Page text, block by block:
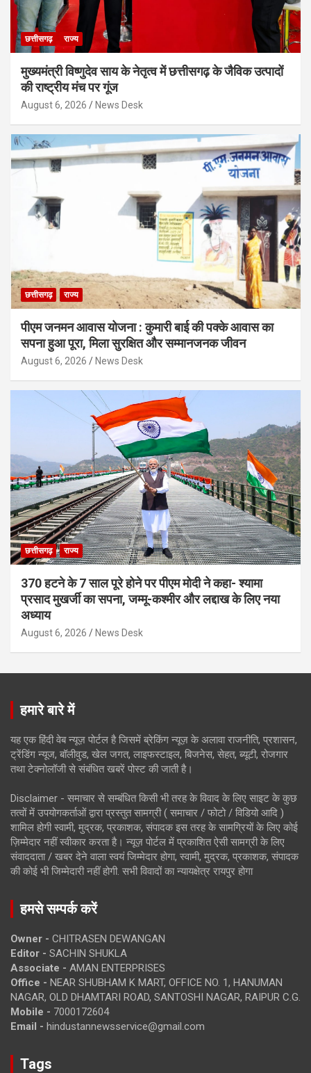
छत्तीसगढ़ राज्य
मुख्यमंत्री विष्णुदेव साय के नेतृत्व में छत्तीसगढ़ के जैविक उत्पादों
की राष्ट्रीय मंच पर गूंज
August 6, 2026 News Desk
छत्तीसगढ़ राज्य
पीएम जनमन आवास योजना : कुमारी बाई की पक्के आवास का
सपना हुआ पूरा, मिला सुरक्षित और सम्मानजनक जीवन
August 6, 2026 News Desk
छत्तीसगढ़ राज्य
370 हटने के 7 साल पूरे होने पर पीएम मोदी ने कहा- श्यामा
प्रसाद मुखर्जी का सपना, जम्मू-कश्मीर और लद्दाख के लिए नया
अध्याय
August 6, 2026 News Desk
हमारे बारे में
यह एक हिंदी वेब न्यूज़ पोर्टल है जिसमें ब्रेकिंग न्यूज़ के अलावा राजनीति, प्रशासन,
ट्रेंडिंग न्यूज, बॉलीवुड, खेल जगत, लाइफस्टाइल, बिजनेस, सेहत, ब्यूटी, रोजगार
तथा टेक्नोलॉजी से संबंधित खबरें पोस्ट की जाती है।
Disclaimer - समाचार से सम्बंधित किसी भी तरह के विवाद के लिए साइट के कुछ
तत्वों में उपयोगकर्ताओं द्वारा प्रस्तुत सामग्री ( समाचार / फोटो / विडियो आदि )
शामिल होगी स्वामी, मुद्रक, प्रकाशक, संपादक इस तरह के सामग्रियों के लिए कोई
ज़िम्मेदार नहीं स्वीकार करता है। न्यूज़ पोर्टल में प्रकाशित ऐसी सामग्री के लिए
संवाददाता / खबर देने वाला स्वयं जिम्मेदार होगा, स्वामी, मुद्रक, प्रकाशक, संपादक
की कोई भी जिम्मेदारी नहीं होगी. सभी विवादों का न्यायक्षेत्र रायपुर होगा
हमसे सम्पर्क करें
Owner - CHITRASEN DEWANGAN
Editor - SACHIN SHUKLA
Associate - AMAN ENTERPRISES
Office - NEAR SHUBHAM K MART, OFFICE NO. 1, HANUMAN
NAGAR, OLD DHAMTARI ROAD, SANTOSHI NAGAR, RAIPUR C.G.
Mobile - 7000172604
Email - hindustannewsservice@gmail.com
Tags